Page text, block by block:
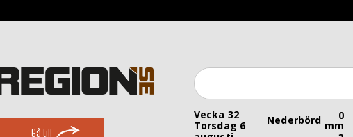
Gå till
Vecka 32
Torsdag 6
Nederbörd 0
mm